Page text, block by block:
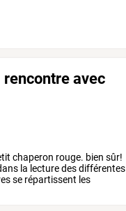
avec
chaperon rouge. bien sûr!
la lecturedesdifférentes
se répartissent les